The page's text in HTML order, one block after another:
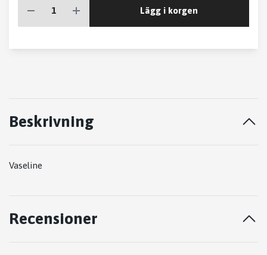
Lägg i korgen
Beskrivning
Vaseline
Recensioner